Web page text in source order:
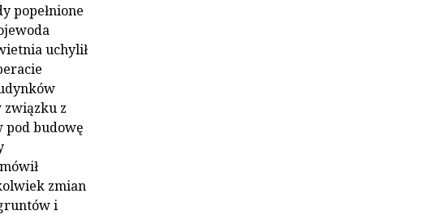
popełnione
uchylił
z
budowę
zmian
i